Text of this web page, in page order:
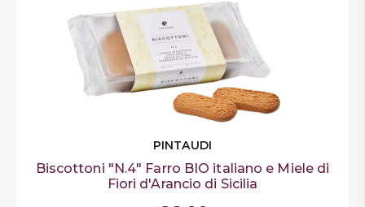
PINTAUDI
Biscottoni "N.4" Farro BIO italiano e Miele di
Fiori d'Arancio di Sicilia